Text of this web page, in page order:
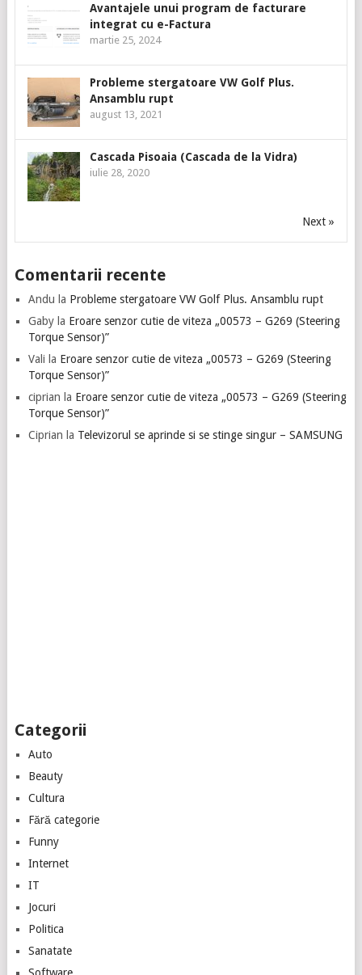
Avantajele unui program de facturare
integrat cu e-Factura
martie 25, 2024
Probleme stergatoare VW Golf Plus.
Ansamblu rupt
august 13, 2021
Cascada Pisoaia (Cascada de la Vidra)
iulie 28, 2020
Next »
Comentarii recente
Andu la Probleme stergatoare VW Golf Plus. Ansamblu rupt
Gabyla Eroare senzor cutie de viteza „00573 – G269 (Steering
Torque Sensor)”
Vali la Eroare senzor cutie de viteza „00573 – G269 (Steering
Torque Sensor)”
ciprian la Eroare senzor cutie de viteza „00573 – G269 (Steering
Torque Sensor)”
Ciprian la Televizorul se aprinde si se stinge singur – SAMSUNG
Categorii
Auto
Beauty
Cultura
Fără categorie
Funny
Internet
IT
Jocuri
Politica
Sanatate
Software